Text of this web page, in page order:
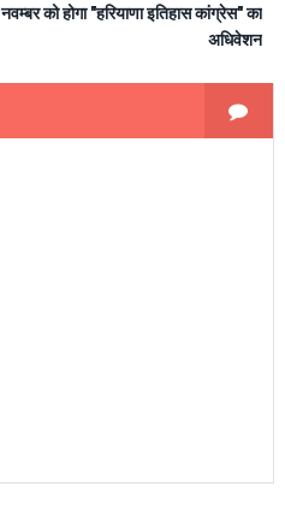
को होगा "हरियाणा इतिहास कांग्रेस" का
अधिवेशन